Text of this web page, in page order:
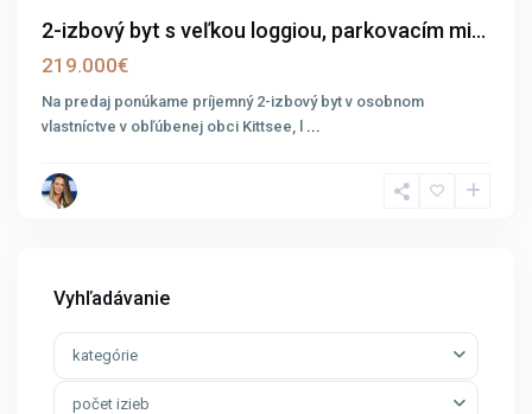
2-izbový byt s veľkou loggiou, parkovacím mi...
219.000€
Na predaj ponúkame príjemný 2-izbový byt v osobnom
vlastníctve v obľúbenej obci Kittsee, l ...
Vyhľadávanie
kategórie
počet izieb